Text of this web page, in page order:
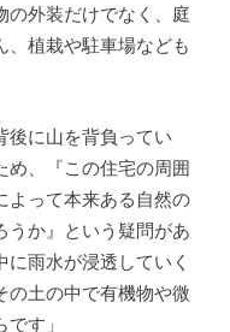
の外装だけでなく、庭
、植栽や駐車場なども
後に山を背負ってい
め、『この住宅の周囲
よって本来ある自然の
うか』という疑問があ
雨水が浸透していく
の土の中で有機物や微
す」